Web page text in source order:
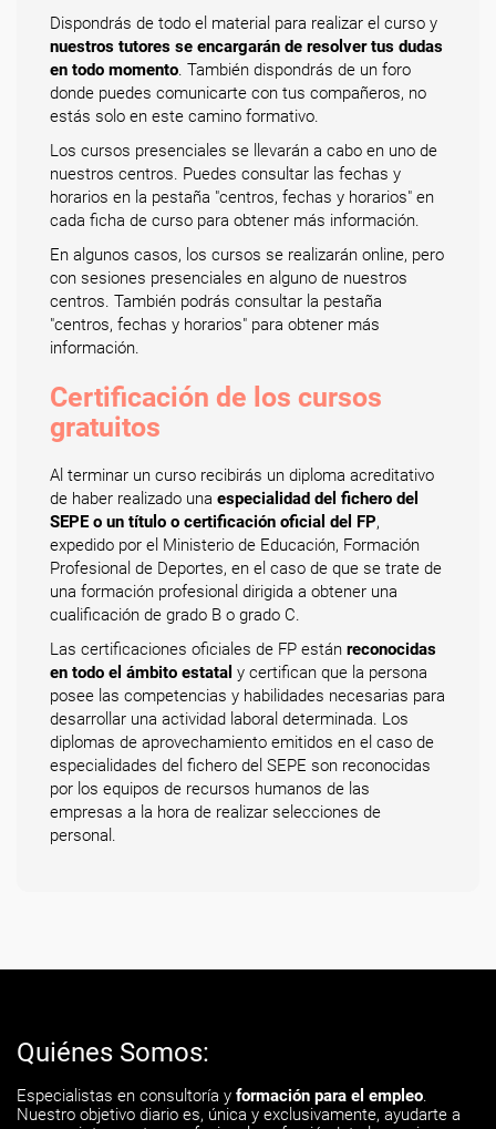
Dispondrás de todo el material para realizar el curso y
nuestros tutores se encargarán de resolver tus dudas
en todo momento. También dispondrás de un foro
donde puedes comunicarte con tus compañeros, no
estás solo en este camino formativo.
Los cursos presenciales se llevarán a cabo en uno de
nuestros centros. Puedes consultar las fechas y
horarios en la pestaña "centros, fechas y horarios" en
cada ficha de curso para obtener más información.
En algunos casos, los cursos se realizarán online, pero
con sesiones presenciales en alguno de nuestros
centros. También podrás consultar la pestaña
"centros, fechas y horarios" para obtener más
información.
Certificación de los cursos
gratuitos
Al terminar un curso recibirás un diploma acreditativo
de haber realizado una especialidad del fichero del
SEPE o un título o certificación oficial del FP,
expedido por el Ministerio de Educación, Formación
Profesional de Deportes, en el caso de que se trate de
una formación profesional dirigida a obtener una
cualificación de grado B o grado C.
Las certificaciones oficiales de FP están reconocidas
en todo el ámbito estatal y certifican que la persona
posee las competencias y habilidades necesarias para
desarrollar una actividad laboral determinada. Los
diplomas de aprovechamiento emitidos en el caso de
especialidades del fichero del SEPE son reconocidas
por los equipos de recursos humanos de las
empresas a la hora de realizar selecciones de
personal.
Quiénes Somos:
Especialistas en consultoría y formación para el empleo.
Nuestro objetivo diario es, única y exclusivamente, ayudarte a